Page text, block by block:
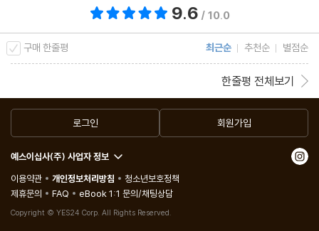
9.6 / 10.0
구매 한줄평 최근순 추천순 별점순
한줄평 전체보기
로그인 회원가입
예스이십사(주) 사업자 정보
이용약관
개인정보처리방침
청소년보호정책
제휴문의
FAQ eBook 1:1 문의/채팅상담
Copyright © YES24 Corp. All Rights Reserved.